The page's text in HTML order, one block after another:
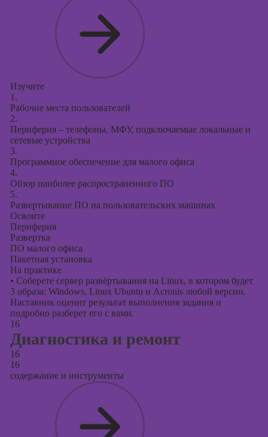
Изучите
1.
Рабочие места пользователей
2.
Периферия – телефоны, МФУ, подключаемые локальные и
сетевые устройства
3.
Программное обеспечение для малого офиса
4.
Обзор наиболее распространенного ПО
5.
Развертывание ПО на пользовательских машинах
Освоите
Периферия
Развертка
ПО малого офиса
Пакетная установка
На практике
• Соберете сервер развёртывания на Linux, в котором будет
3 образа: Windows, Linux Ubuntu и Acronis любой версии.
Наставник оценит результат выполнения задания и
подробно разберет его с вами.
16
Диагностика и ремонт
16
16
содержание и инструменты